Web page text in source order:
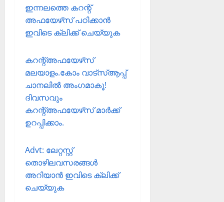
ഇന്നലത്തെ കറന്റ്
അഫയേഴ്‌സ് പഠിക്കാന്‍
ഇവിടെ ക്ലിക്ക് ചെയ്യുക
കറന്റ്അഫയേഴ്‌സ്
മലയാളം.കോം വാട്‌സ്ആപ്പ്
ചാനലില്‍ അംഗമാകൂ!
ദിവസവും
കറന്റ്അഫയേഴ്‌സ് മാര്‍ക്ക്
ഉറപ്പിക്കാം.
Advt: ലേറ്റസ്റ്റ്
തൊഴിലവസരങ്ങള്‍
അറിയാന്‍ ഇവിടെ ക്ലിക്ക്
ചെയ്യുക